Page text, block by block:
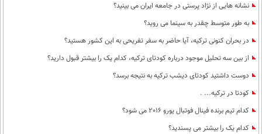
نشانه هایی از نژاد پرستی در جامعه ایران می بینید؟
به طور متوسط چقدر به سینما می روید؟
در بحران کنونی ترکیه، آیا حاضر به سفر تفریحی به این کشور هستید؟
از بین سه تحلیل موجود درباره کودتای ترکیه، کدام یک را بیشتر قبول دارید؟
دوست داشتید کودتای دیشب ترکیه به نتیجه برسد؟
کودتا در ترکیه... .
کدام تیم برنده فینال فوتبال یورو 2016 می شود؟
کدام یک را بیشتر می پسندید؟